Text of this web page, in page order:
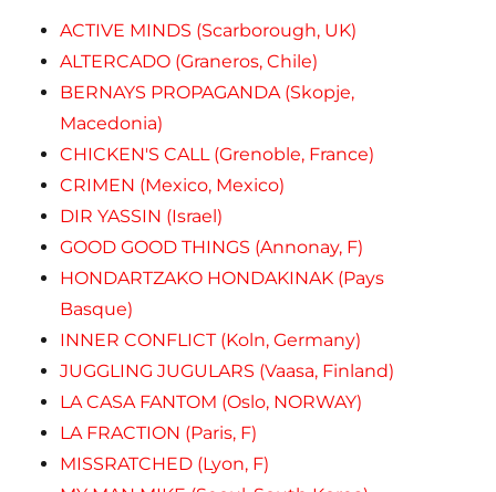
ACTIVE MINDS (Scarborough, UK)
ALTERCADO (Graneros, Chile)
BERNAYS PROPAGANDA (Skopje,
Macedonia)
CHICKEN'S CALL (Grenoble, France)
CRIMEN (Mexico, Mexico)
DIR YASSIN (Israel)
GOOD GOOD THINGS (Annonay, F)
HONDARTZAKO HONDAKINAK (Pays
Basque)
INNER CONFLICT (Koln, Germany)
JUGGLING JUGULARS (Vaasa, Finland)
LA CASA FANTOM (Oslo, NORWAY)
LA FRACTION (Paris, F)
MISSRATCHED (Lyon, F)